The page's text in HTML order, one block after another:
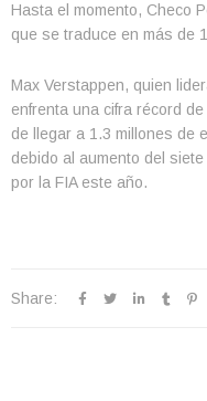
Hasta el momento, Checo
que se traduce en más de
Max Verstappen, quien
enfrenta una cifra récord
de llegar a 1.3 millones de
debido al aumento del
por la FIA este año.
Share: